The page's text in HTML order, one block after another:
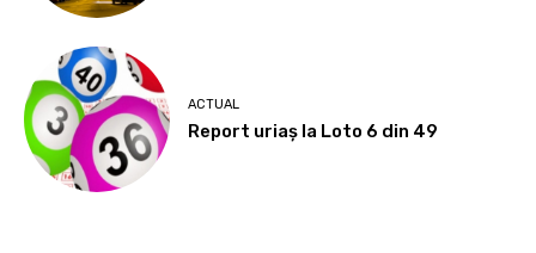
ACTUAL
Report uriaș la Loto 6 din 49